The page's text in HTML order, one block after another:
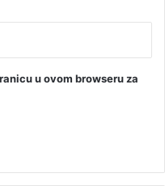
u ovom browseru za